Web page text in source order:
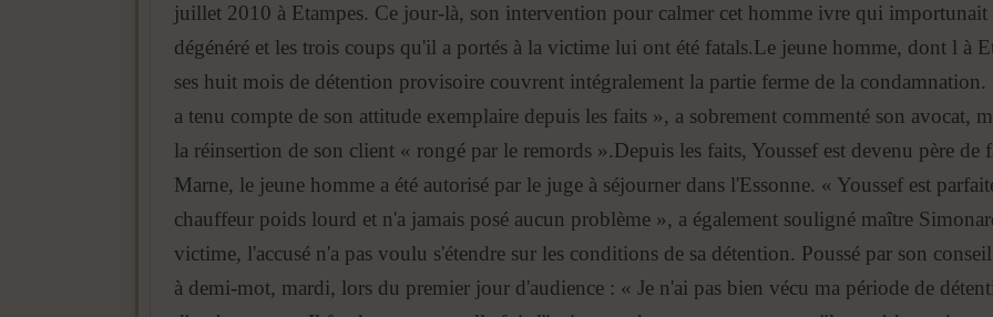
juillet 2010 à Etampes. Ce jour-là, son intervention pour calmer cet homme ivre qui importunait
dégénéré et les trois coups qu'il a portés à la victime lui ont été fatals.Le jeune homme, dont l à
ses huit mois de détention provisoire couvrent intégralement la partie ferme de la
a tenu compte de son attitude exemplaire depuis les faits », a sobrement commenté son avocat,
la réinsertion de son client « rongé par le remords ».Depuis les faits, Youssef est devenu père
Marne, le jeune homme a été autorisé par le juge à séjourner dans l'Essonne. « Youssef est
chauffeur poids lourd et n'a jamais posé aucun problème », a également souligné maître
victime, l'accusé n'a pas voulu s'étendre sur les conditions de sa détention. Poussé par son
à demi-mot, mardi, lors du premier jour d'audience : « Je n'ai pas bien vécu ma période de